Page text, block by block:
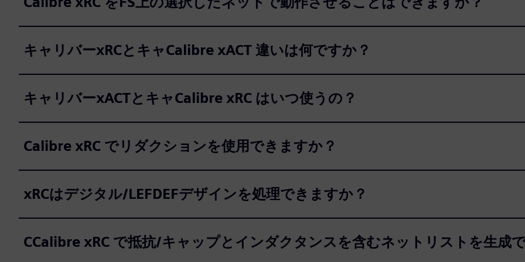
キャリバーxRCとキャCalibre xACT 違いは何ですか？
キャリバーxACTとキャCalibre xRC はいつ使うの？
Calibre xRC でリダクションを使用できますか？
xRCはデジタル/LEFDEFデザインを処理できますか？
CCalibre xRC で抵抗/キャップとインダクタンスを含むネットリストを生成